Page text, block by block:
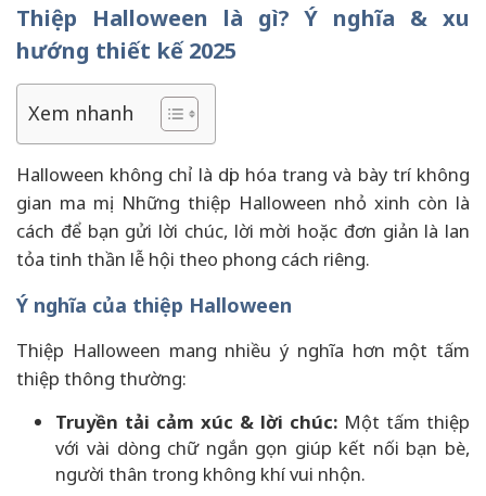
Thiệp Halloween là gì? Ý nghĩa & xu
hướng thiết kế 2025
Xem nhanh
Halloween không chỉ là dịp hóa trang và bày trí không
gian ma mị. Những thiệp Halloween nhỏ xinh còn là
cách để bạn gửi lời chúc, lời mời hoặc đơn giản là lan
tỏa tinh thần lễ hội theo phong cách riêng.
Ý nghĩa của thiệp Halloween
Thiệp Halloween mang nhiều ý nghĩa hơn một tấm
thiệp thông thường:
Truyền tải cảm xúc & lời chúc: Một tấm thiệp
với vài dòng chữ ngắn gọn giúp kết nối bạn bè,
người thân trong không khí vui nhộn.